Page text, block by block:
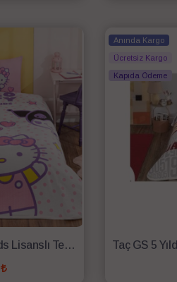
Taç Hello Kitty&Friends Lisanslı Tek Kişilik Pike Takımı
Anında Kargo
Ücretsiz Kargo
Kapıda Ödeme